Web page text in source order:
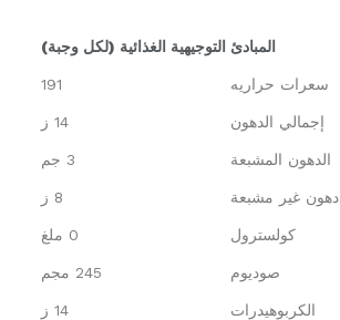
المبادئ التوجيهية الغذائية (لكل وجبة)
سعرات حراريه 191
إجمالي الدهون 14 ز
الدهون المشبعة 3 جم
دهون غير مشبعة 8 ز
كولسترول 0 ملغ
صوديوم 245 مجم
الكربوهيدرات 14 ز